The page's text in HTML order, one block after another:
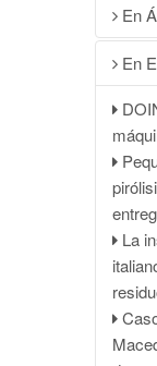
Dos
Sri
En
Sitio
de
La
éxito
En
La